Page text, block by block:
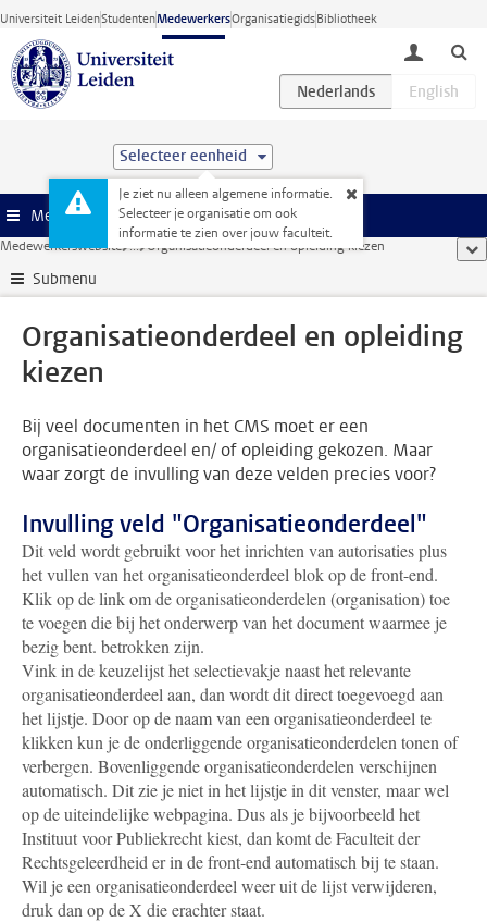
Ga direct naar de inhoud
Universiteit LeidenStudentenMedewerkersOrganisatiegidsBibliotheek
toggle
Selecteer eenheid
Je ziet nu alleen algemene informatie.
Selecteer je organisatie om ook
informatie te zien over jouw faculteit.
Menu
Medewerkerswebsite ... Organisatieonderdeel en opleiding kiezen
Submenu
Organisatieonderdeel en opleiding
kiezen
Bij veel documenten in het CMS moet er een
organisatieonderdeel en/ of opleiding gekozen. Maar
waar zorgt de invulling van deze velden precies voor?
Invulling veld "Organisatieonderdeel"
Dit veld wordt gebruikt voor het inrichten van autorisaties plus
het vullen van het organisatieonderdeel blok op de front-end.
Klik op de link om de organisatieonderdelen (organisation) toe
te voegen die bij het onderwerp van het document waarmee je
bezig bent. betrokken zijn.
Vink in de keuzelijst het selectievakje naast het relevante
organisatieonderdeel aan, dan wordt dit direct toegevoegd aan
het lijstje. Door op de naam van een organisatieonderdeel te
klikken kun je de onderliggende organisatieonderdelen tonen of
verbergen. Bovenliggende organisatieonderdelen verschijnen
automatisch. Dit zie je niet in het lijstje in dit venster, maar wel
op de uiteindelijke webpagina. Dus als je bijvoorbeeld het
Instituut voor Publiekrecht kiest, dan komt de Faculteit der
Rechtsgeleerdheid er in de front-end automatisch bij te staan.
Wil je een organisatieonderdeel weer uit de lijst verwijderen,
druk dan op de X die erachter staat.